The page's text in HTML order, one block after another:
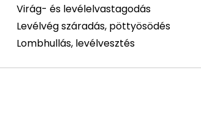
Virág- és levélelvastagodás
Levélvég száradás, pöttyösödés
Lombhullás, levélvesztés